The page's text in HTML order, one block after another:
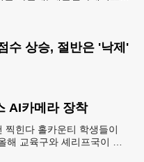
수 상승, 절반은 '낙제'
AI카메라 장착
찍힌다 홀카운티 학생들이
해 교육구와 셰리프국이 학